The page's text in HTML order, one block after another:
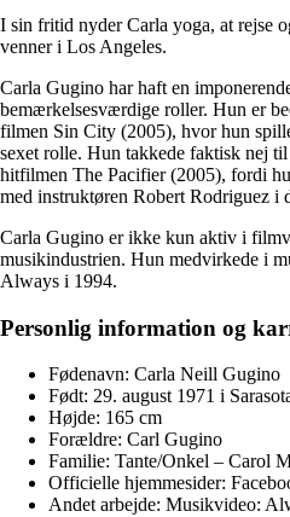
I sin fritid nyder Carla yoga, at rejse
venner i Los Angeles.
Carla Gugino har haft en
bemærkelsesværdige roller. Hun er
filmen Sin City (2005), hvor hun
sexet rolle. Hun takkede faktisk nej
hitfilmen The Pacifier (2005), fordi
med instruktøren Robert Rodriguez i
Carla Gugino er ikke kun aktiv i
musikindustrien. Hun medvirkede i
Always i 1994.
Personlig information og
Fødenavn: Carla Neill Gugino
Født: 29. august 1971 i
Højde: 165 cm
Forældre: Carl Gugino
Familie: Tante/Onkel – Carol
Officielle hjemmesider:
Andet arbejde: Musikvideo: